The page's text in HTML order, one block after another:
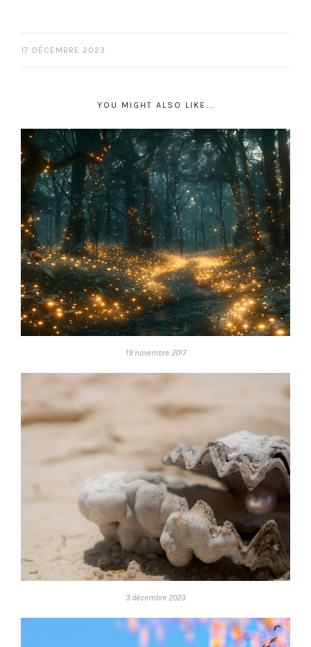
17 DÉCEMBRE 2023
YOU MIGHT ALSO LIKE...
19 novembre 2017
3 décembre 2023